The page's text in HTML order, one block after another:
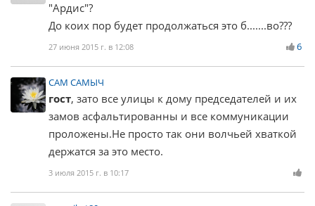
"Ардис"?
До коих пор будет продолжаться это б.......во???
27 июня 2015 г. в 12:08 6
САМ САМЫЧ
гост, зато все улицы к дому председателей и их
замов асфальтированны и все коммуникации
проложены.Не просто так они волчьей хваткой
держатся за это место.
3 июля 2015 г. в 10:17